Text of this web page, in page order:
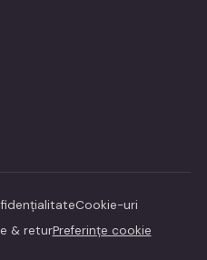
Cookie-uri
& returPreferințe cookie